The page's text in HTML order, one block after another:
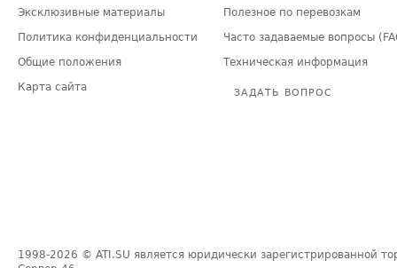
Эксклюзивные материалы
Политика конфиденциальности
Общие положения
Карта сайта
Полезное по перевозкам
Часто задаваемые вопросы
Техническая информация
ЗАДАТЬ ВОПРОС
1998-2026 © ATI.SU является юридически зарегистрированной